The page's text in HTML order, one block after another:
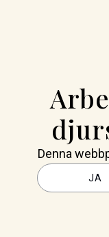
av mjölkkor
men han har
med
möjliga
drivande
SLU och
Denna
JA